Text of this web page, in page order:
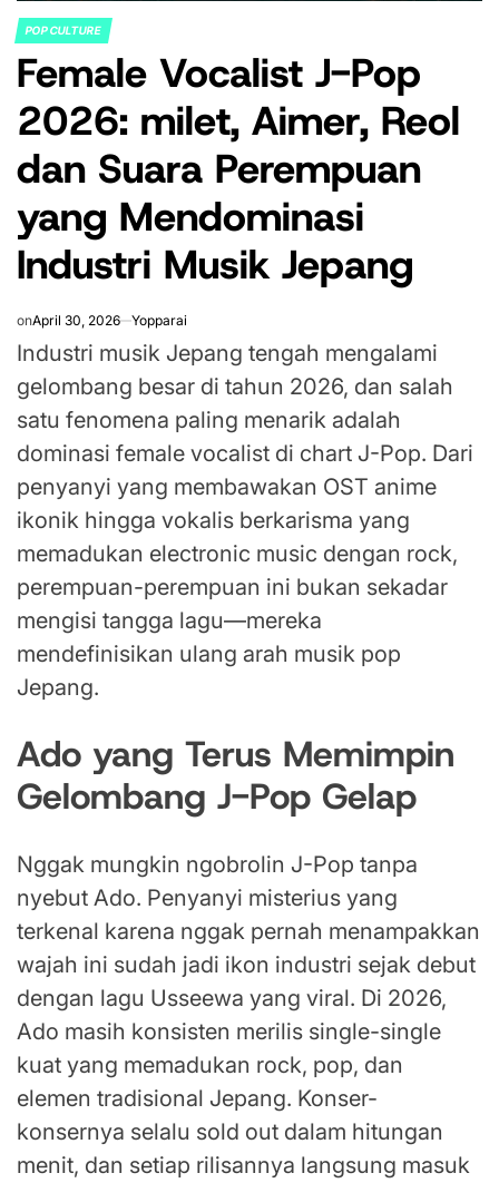
POSTED
IN
POP CULTURE
Female Vocalist J-Pop
2026: milet, Aimer, Reol
dan Suara Perempuan
yang Mendominasi
Industri Musik Jepang
onApril 30, 2026 Yopparai
Industri musik Jepang tengah mengalami
gelombang besar di tahun 2026, dan salah
satu fenomena paling menarik adalah
dominasi female vocalist di chart J-Pop. Dari
penyanyi yang membawakan OST anime
ikonik hingga vokalis berkarisma yang
memadukan electronic music dengan rock,
perempuan-perempuan ini bukan sekadar
mengisi tangga lagu—mereka
mendefinisikan ulang arah musik pop
Jepang.
Ado yang Terus Memimpin
Gelombang J-Pop Gelap
Nggak mungkin ngobrolin J-Pop tanpa
nyebut Ado. Penyanyi misterius yang
terkenal karena nggak pernah menampakkan
wajah ini sudah jadi ikon industri sejak debut
dengan lagu Usseewa yang viral. Di 2026,
Ado masih konsisten merilis single-single
kuat yang memadukan rock, pop, dan
elemen tradisional Jepang. Konser-
konsernya selalu sold out dalam hitungan
menit, dan setiap rilisannya langsung masuk